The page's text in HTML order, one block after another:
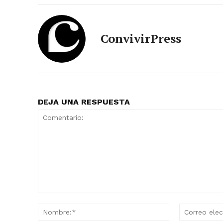
ConvivirPress
DEJA UNA RESPUESTA
Nombre:*